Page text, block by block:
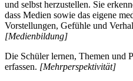
und selbst herzustellen. Sie
dass Medien sowie das eigene
Vorstellungen, Gefühle und
[Medienbildung]
Die Schüler lernen, Themen und
erfassen. [Mehrperspektivität]